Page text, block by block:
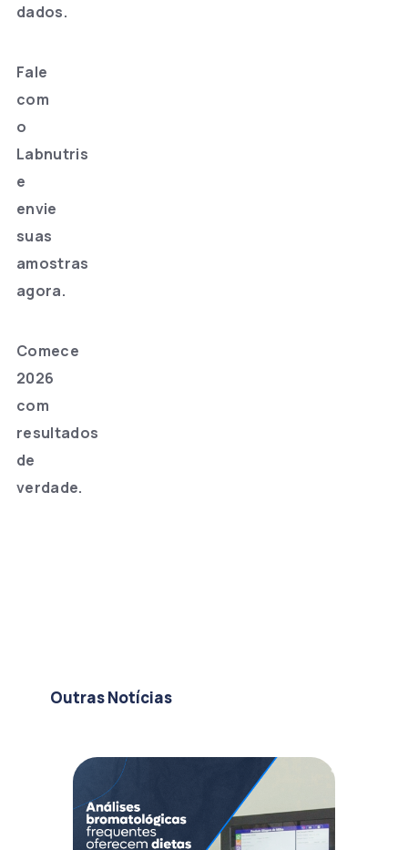
dados.
Fale
com
o
Labnutris
e
envie
suas
amostras
agora.
Comece
2026
com
resultados
de
verdade.
Outras Notícias